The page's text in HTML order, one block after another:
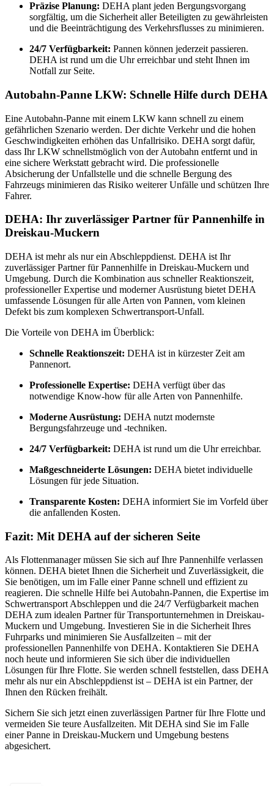
Präzise Planung: DEHA plant jeden Bergungsvorgang
sorgfältig, um die Sicherheit aller Beteiligten zu gewährleisten
und die Beeinträchtigung des Verkehrsflusses zu minimieren.
24/7 Verfügbarkeit: Pannen können jederzeit passieren.
DEHA ist rund um die Uhr erreichbar und steht Ihnen im
Notfall zur Seite.
Autobahn-Panne LKW: Schnelle Hilfe durch DEHA
Eine Autobahn-Panne mit einem LKW kann schnell zu einem
gefährlichen Szenario werden. Der dichte Verkehr und die hohen
Geschwindigkeiten erhöhen das Unfallrisiko. DEHA sorgt dafür,
dass Ihr LKW schnellstmöglich von der Autobahn entfernt und in
eine sichere Werkstatt gebracht wird. Die professionelle
Absicherung der Unfallstelle und die schnelle Bergung des
Fahrzeugs minimieren das Risiko weiterer Unfälle und schützen Ihre
Fahrer.
DEHA: Ihr zuverlässiger Partner für Pannenhilfe in
Dreiskau-Muckern
DEHA ist mehr als nur ein Abschleppdienst. DEHA ist Ihr
zuverlässiger Partner für Pannenhilfe in Dreiskau-Muckern und
Umgebung. Durch die Kombination aus schneller Reaktionszeit,
professioneller Expertise und moderner Ausrüstung bietet DEHA
umfassende Lösungen für alle Arten von Pannen, vom kleinen
Defekt bis zum komplexen Schwertransport-Unfall.
Die Vorteile von DEHA im Überblick:
Schnelle Reaktionszeit: DEHA ist in kürzester Zeit am
Pannenort.
Professionelle Expertise: DEHA verfügt über das
notwendige Know-how für alle Arten von Pannenhilfe.
Moderne Ausrüstung: DEHA nutzt modernste
Bergungsfahrzeuge und -techniken.
24/7 Verfügbarkeit: DEHA ist rund um die Uhr erreichbar.
Maßgeschneiderte Lösungen: DEHA bietet individuelle
Lösungen für jede Situation.
Transparente Kosten: DEHA informiert Sie im Vorfeld über
die anfallenden Kosten.
Fazit: Mit DEHA auf der sicheren Seite
Als Flottenmanager müssen Sie sich auf Ihre Pannenhilfe verlassen
können. DEHA bietet Ihnen die Sicherheit und Zuverlässigkeit, die
Sie benötigen, um im Falle einer Panne schnell und effizient zu
reagieren. Die schnelle Hilfe bei Autobahn-Pannen, die Expertise im
Schwertransport Abschleppen und die 24/7 Verfügbarkeit machen
DEHA zum idealen Partner für Transportunternehmen in Dreiskau-
Muckern und Umgebung. Investieren Sie in die Sicherheit Ihres
Fuhrparks und minimieren Sie Ausfallzeiten – mit der
professionellen Pannenhilfe von DEHA. Kontaktieren Sie DEHA
noch heute und informieren Sie sich über die individuellen
Lösungen für Ihre Flotte. Sie werden schnell feststellen, dass DEHA
mehr als nur ein Abschleppdienst ist – DEHA ist ein Partner, der
Ihnen den Rücken freihält.
Sichern Sie sich jetzt einen zuverlässigen Partner für Ihre Flotte und
vermeiden Sie teure Ausfallzeiten. Mit DEHA sind Sie im Falle
einer Panne in Dreiskau-Muckern und Umgebung bestens
abgesichert.